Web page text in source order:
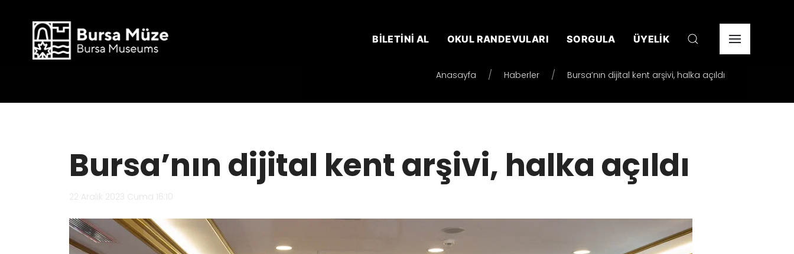
BİLETİNİ AL OKUL RANDEVULARI SORGULA ÜYELİK
Anasayfa Haberler Bursa’nın dijital kent arşivi, halka açıldı
Bursa’nın dijital kent arşivi, halka açıldı
22 Aralık 2023 Cuma 16:10